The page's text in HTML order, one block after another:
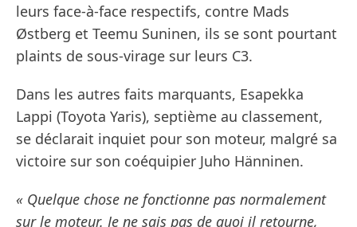
leurs face-à-face respectifs, contre Mads
Østberg et Teemu Suninen, ils se sont pourtant
plaints de sous-virage sur leurs C3.
Dans les autres faits marquants, Esapekka
Lappi (Toyota Yaris), septième au classement,
se déclarait inquiet pour son moteur, malgré sa
victoire sur son coéquipier Juho Hänninen.
« Quelque chose ne fonctionne pas normalement
sur le moteur. Je ne sais pas de quoi il retourne,